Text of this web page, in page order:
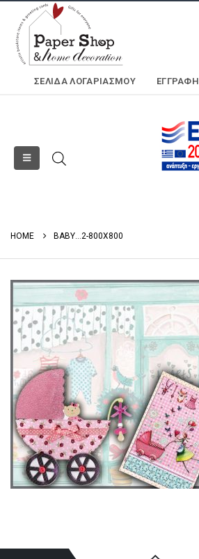
ΣΕΛΊΔΑ ΛΟΓΑΡΙΑΣΜΟΎ ΕΓΓΡΑΦΗ
HOME ΒΑΒΥ…2-800X800